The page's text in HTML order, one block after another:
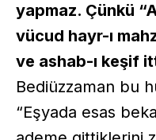
yapmaz. Çünkü
vücud hayr-ı
ve ashab-ı keşif
Bediüzzaman bu
“Eşyada esas